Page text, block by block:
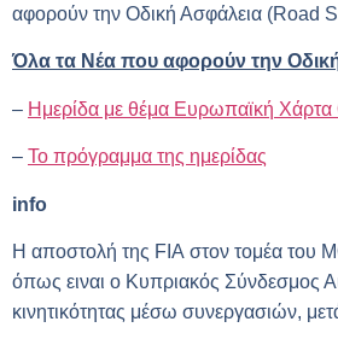
αφορούν την Οδική Ασφάλεια (Road
Όλα τα Νέα που αφορούν την
– Ημερίδα με θέμα Ευρωπαϊκή Χάρτα
– To πρόγραμμα της ημερίδας
info
Η αποστολή της FIA στον τομέα του
όπως ειναι ο Kυπριακός Σύνδεσμος
κινητικότητας μέσω συνεργασιών,